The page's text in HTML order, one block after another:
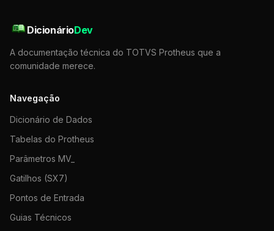
DicionárioDev
A documentação técnica do TOTVS Protheus que a
comunidade merece.
Navegação
Dicionário de Dados
Tabelas do Protheus
Parâmetros MV_
Gatilhos (SX7)
Pontos de Entrada
Guias Técnicos